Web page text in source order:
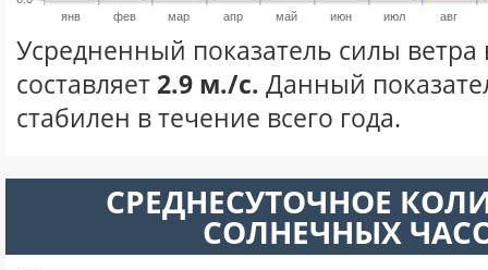
янв фев мар апр май июн июл авг
Усредненный показатель силы ветра
составляет 2.9 м./с. Данный
стабилен в течение всего года.
СРЕДНЕСУТОЧНОЕ
СОЛНЕЧНЫХ